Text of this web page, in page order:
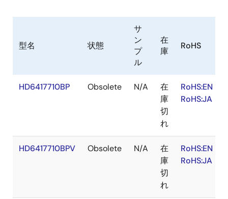
型名 状態
サ
ン
プ
ル
在
庫
RoHS
HD6417710BP Obsolete N/A
在
庫
切
れ
RoHS:EN
RoHS:JA
HD6417710BPV Obsolete N/A
在
庫
切
れ
RoHS:EN
RoHS:JA